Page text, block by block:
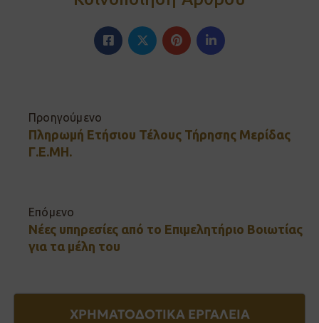
Προηγούμενο
Πληρωμή Ετήσιου Τέλους Τήρησης Μερίδας
Γ.Ε.ΜΗ.
Επόμενο
Νέες υπηρεσίες από το Επιμελητήριο Βοιωτίας
για τα μέλη του
ΧΡΗΜΑΤΟΔΟΤΙΚΑ ΕΡΓΑΛΕΙΑ